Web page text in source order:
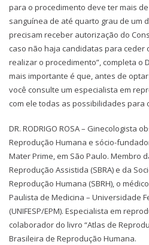
para o procedimento deve ter mais
sanguínea de até quarto grau de um
precisam receber autorização do
caso não haja candidatas para ceder
realizar o procedimento”, completa o
mais importante é que, antes de
você consulte um especialista em
com ele todas as possibilidades para
DR. RODRIGO ROSA – Ginecologista
Reprodução Humana e sócio-
Mater Prime, em São Paulo. Membro
Reprodução Assistida (SBRA) e da
Reprodução Humana (SBRH), o
Paulista de Medicina – Universidade
(UNIFESP/EPM). Especialista em
colaborador do livro “Atlas de
Brasileira de Reprodução Humana.